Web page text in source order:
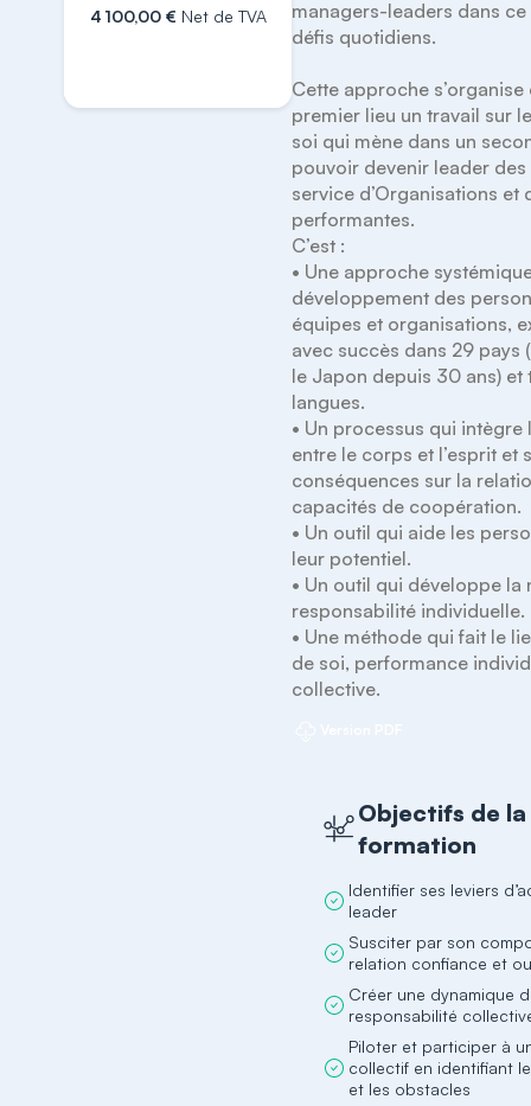
4 100,00 € Net de TVA
managers-leaders dans
défis quotidiens.
Cette approche s’organise
premier lieu un travail sur
soi qui mène dans un
pouvoir devenir leader des
service d’Organisations et
performantes.
C’est :
• Une approche
développement des
équipes et organisations,
avec succès dans 29 pays
le Japon depuis 30 ans) et
langues.
• Un processus qui intègre
entre le corps et l’esprit et
conséquences sur la
capacités de coopération.
• Un outil qui aide les
leur potentiel.
• Un outil qui développe la
responsabilité individuelle.
• Une méthode qui fait le
de soi, performance
collective.
Objectifs de la
formation
Identifier ses leviers
leader
Susciter par son
relation confiance et
Créer une dynamique
responsabilité
Piloter et participer à
collectif en identifiant
et les obstacles